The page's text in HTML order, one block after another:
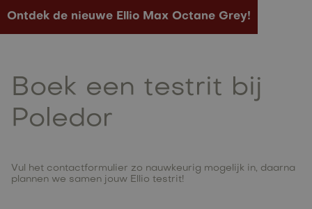
Ontdek de nieuwe Ellio Max Octane Grey!
Boek een testrit bij
Poledor
Vul het contactformulier zo nauwkeurig mogelijk in, daarna
plannen we samen jouw Ellio testrit!